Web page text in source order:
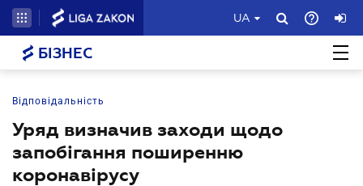
UA
БІЗНЕС
Відповідальність
Уряд визначив заходи щодо
запобігання поширенню
коронавірусу